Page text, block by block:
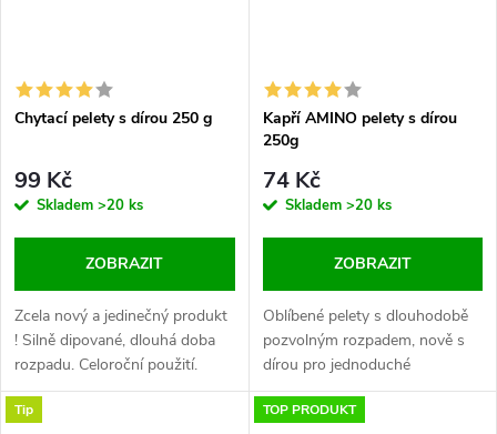
Chytací pelety s dírou 250 g
99 Kč
Skladem >20 ks
ZOBRAZIT
Zcela nový a jedinečný produkt
! Silně dipované, dlouhá doba
rozpadu. Celoroční použití.
Průměry 14 a 20 mm. Nabízíme
je několika fantastických
Kapří AMINO pelety s dírou
250g
74 Kč
Skladem >20 ks
ZOBRAZIT
Oblíbené pelety s dlouhodobě
pozvolným rozpadem, nově s
dírou pro jednoduché
nastražení pod háček. Dva
průměry.
Tip TOP PRODUKT